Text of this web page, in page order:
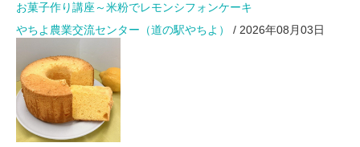
お菓子作り講座～米粉でレモンシフォンケーキ
やちよ農業交流センター（道の駅やちよ）
/ 2026年08月03日